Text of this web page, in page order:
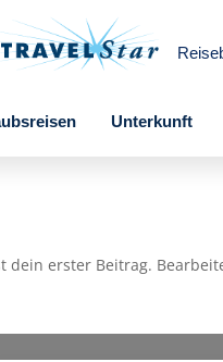
Unterkunft
dein erster Beitrag.